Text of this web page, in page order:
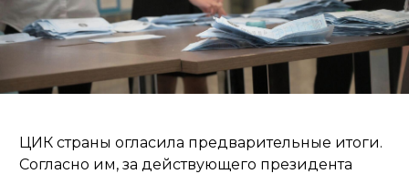
ЦИК страны огласила предварительные итоги.
Согласно им, за действующего президента